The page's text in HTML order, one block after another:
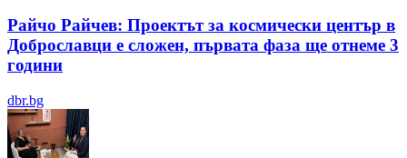
Райчо Райчев: Проектът за космически център в
Доброславци е сложен, първата фаза ще отнеме 3
години
dbr.bg